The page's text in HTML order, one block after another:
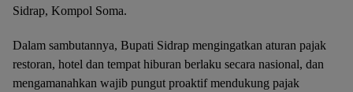
Sidrap, Kompol Soma.
Dalam sambutannya, Bupati Sidrap mengingatkan aturan pajak
restoran, hotel dan tempat hiburan berlaku secara nasional, dan
mengamanahkan wajib pungut proaktif mendukung pajak